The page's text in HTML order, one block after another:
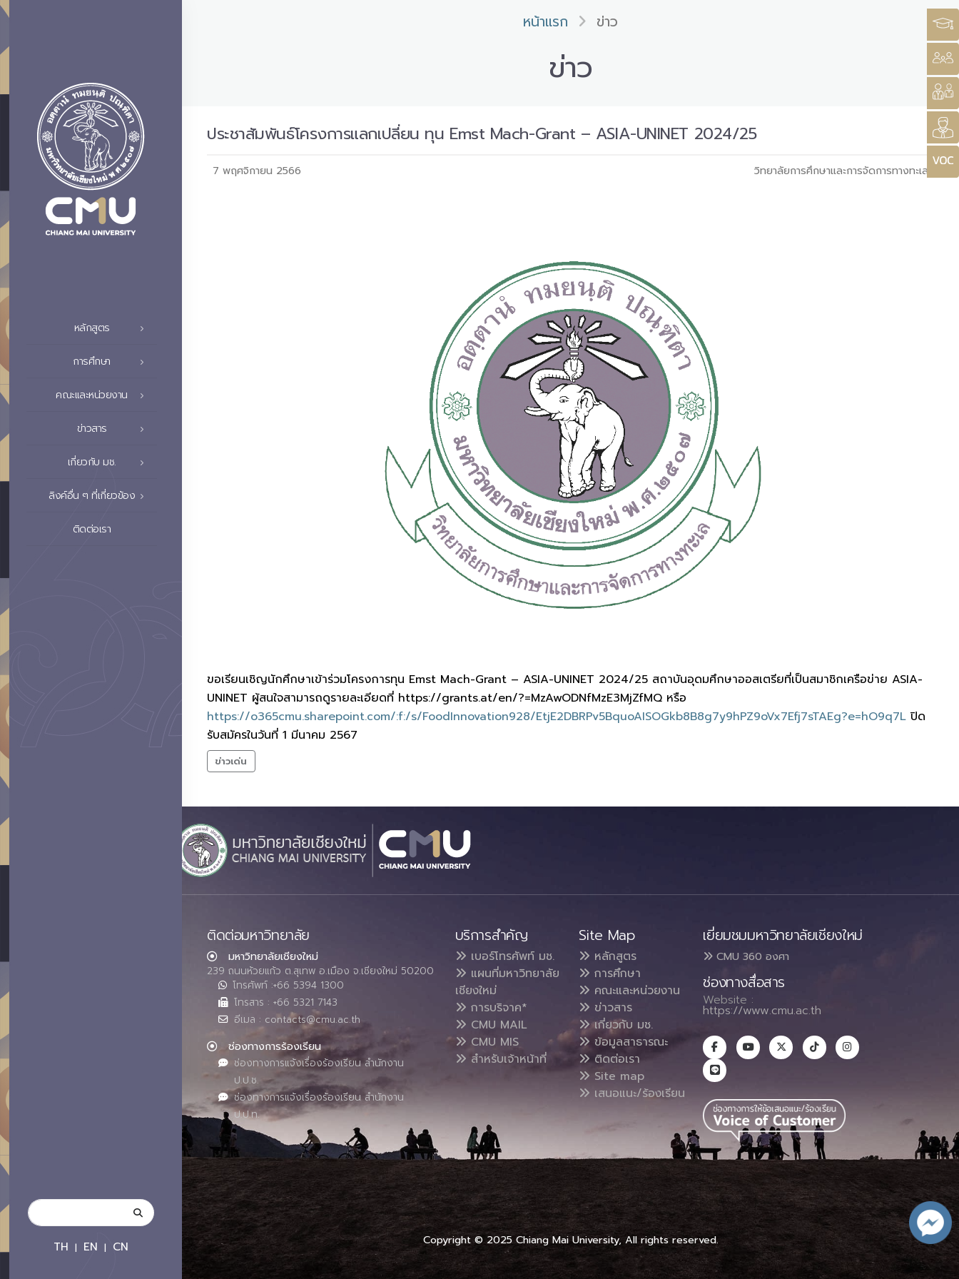
หลักสูตร
การศึกษา
คณะและหน่วยงาน
ข่าวสาร
เกี่ยวกับ มช.
ลิงค์อื่น ๆ ที่เกี่ยวข้อง
ติดต่อเรา
TH | EN | CN
หน้าแรก ข่าว
ข่าว
ประชาสัมพันธ์โครงการแลกเปลี่ยน ทุน Emst Mach-Grant – ASIA-UNINET 2024/25
7 พฤศจิกายน 2566 วิทยาลัยการศึกษาและการจัดการทางทะเล
ขอเรียนเชิญนักศึกษาเข้าร่วมโครงการทุน Emst Mach-Grant – ASIA-UNINET 2024/25 สถาบันอุดมศึกษาออสเตรียที่เป็นสมาชิกเครือข่าย ASIA-
UNINET ผู้สนใจสามารถดูรายละเอียดที่ https://grants.at/en/?=MzAwODNfMzE3MjZfMQ หรือ
https://o365cmu.sharepoint.com/:f:/s/FoodInnovation928/EtjE2DBRPv5BquoAISOGkb8B8g7y9hPZ9oVx7Efj7sTAEg?e=hO9q7L ปิด
รับสมัครในวันที่ 1 มีนาคม 2567
ข่าวเด่น
ติดต่อมหาวิทยาลัย
มหาวิทยาลัยเชียงใหม่
239 ถนนห้วยแก้ว ต.สุเทพ อ.เมือง จ.เชียงใหม่ 50200
โทรศัพท์ :+66 5394 1300
โทรสาร : +66 5321 7143
อีเมล : contacts@cmu.ac.th
ช่องทางการร้องเรียน
ช่องทางการแจ้งเรื่องร้องเรียน สำนักงาน
ป.ป.ช.
ช่องทางการแจ้งเรื่องร้องเรียน สำนักงาน
ป.ป.ท.
บริการสำคัญ
เบอร์โทรศัพท์ มช.
แผนที่มหาวิทยาลัย
เชียงใหม่
การบริจาค*
CMU MAIL
CMU MIS
สำหรับเจ้าหน้าที่
Site Map
หลักสูตร
การศึกษา
คณะและหน่วยงาน
ข่าวสาร
เกี่ยวกับ มช.
ข้อมูลสาธารณะ
ติดต่อเรา
Site map
เสนอแนะ/ร้องเรียน
เยี่ยมชมมหาวิทยาลัยเชียงใหม่
CMU 360 องศา
ช่องทางสื่อสาร
Website :
https://www.cmu.ac.th
Copyright © 2025 Chiang Mai University, All rights reserved.